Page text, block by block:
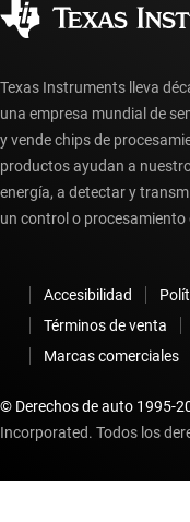
Preguntas
Texas Instruments lleva
una empresa mundial de
y vende chips de
productos ayudan a
energía, a detectar y
un control o
Accesibilidad
Términos de venta
Marcas comerciales
© Derechos de auto 1995-
Incorporated. Todos los